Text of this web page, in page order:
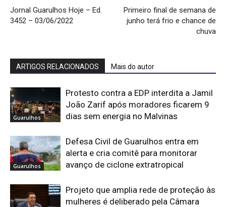
Jornal Guarulhos Hoje – Ed.
3452 – 03/06/2022
Primeiro final de semana de
junho terá frio e chance de
chuva
ARTIGOS RELACIONADOS Mais do autor
Guarulhos
Protesto contra a EDP interdita a Jamil
João Zarif após moradores ficarem 9
dias sem energia no Malvinas
Guarulhos
Defesa Civil de Guarulhos entra em
alerta e cria comitê para monitorar
avanço de ciclone extratropical
Projeto que amplia rede de proteção às
mulheres é deliberado pela Câmara